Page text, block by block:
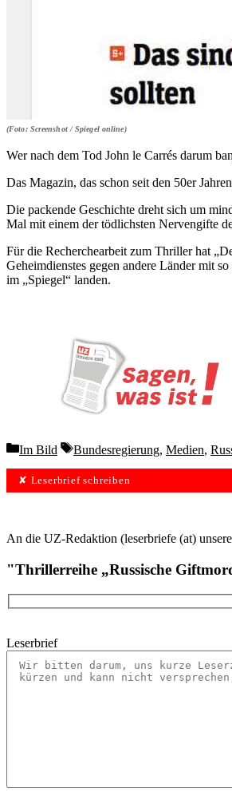
(Foto: Screenshot / Spiegel online)
Wer nach dem Tod John le Carrés darum
Das Magazin, das schon seit den 50er
Die packende Geschichte dreht sich um
Mal mit einem der tödlichsten Nervengifte
Für die Recherchearbeit zum Thriller hat
Geheimdienstes gegen andere Länder mit
im „Spiegel“ landen.
Categories
Im Bild Tags
Bundesregierung, Medien,
✘ Leserbrief schreiben
An die UZ-Redaktion (leserbriefe (at)
"Thrillerreihe „Russische
Leserbrief